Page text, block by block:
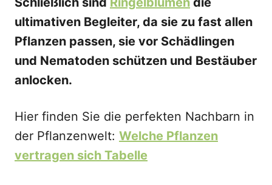
ultimativen Begleiter, da sie zu fast allen
Pflanzen passen, sie vor Schädlingen
und Nematoden schützen und Bestäuber
anlocken.
Hier finden Sie die perfekten Nachbarn in
der Pflanzenwelt: Welche Pflanzen
vertragen sich Tabelle